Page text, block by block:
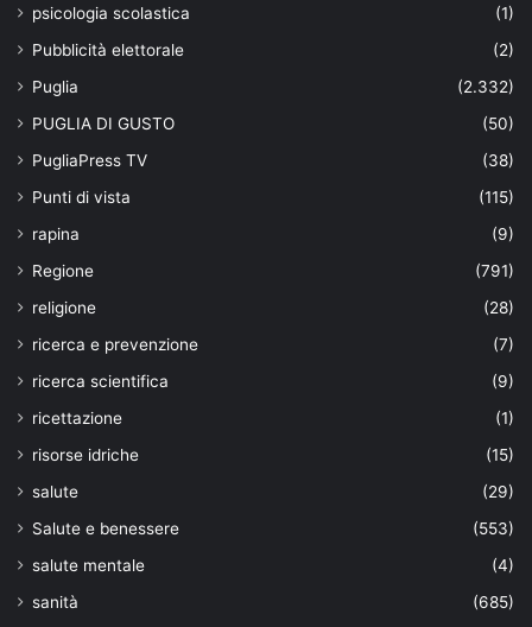
psicologia scolastica
(1)
Pubblicità elettorale
(2)
Puglia
(2.332)
PUGLIA DI GUSTO
(50)
PugliaPress TV
(38)
Punti di vista
(115)
rapina
(9)
Regione
(791)
religione
(28)
ricerca e prevenzione
(7)
ricerca scientifica
(9)
ricettazione
(1)
risorse idriche
(15)
salute
(29)
Salute e benessere
(553)
salute mentale
(4)
sanità
(685)